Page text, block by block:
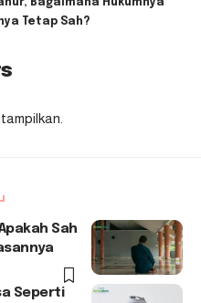
Bagaimana Hukumnya
Tetap Sah?
Sah
Seperti